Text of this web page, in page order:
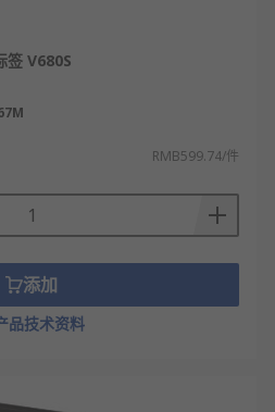
V680S
RMB599.74/件
添加
品技术资料